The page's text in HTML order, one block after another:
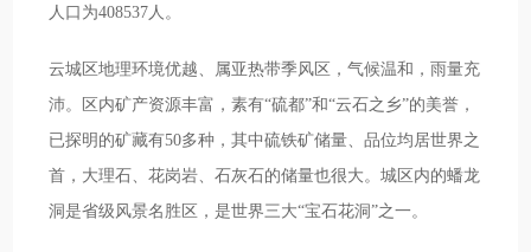
人口为408537人。
云城区地理环境优越、属亚热带季风区，气候温和，雨量充
沛。区内矿产资源丰富，素有“硫都”和“云石之乡”的美誉，
已探明的矿藏有50多种，其中硫铁矿储量、品位均居世界之
首，大理石、花岗岩、石灰石的储量也很大。城区内的蟠龙
洞是省级风景名胜区，是世界三大“宝石花洞”之一。